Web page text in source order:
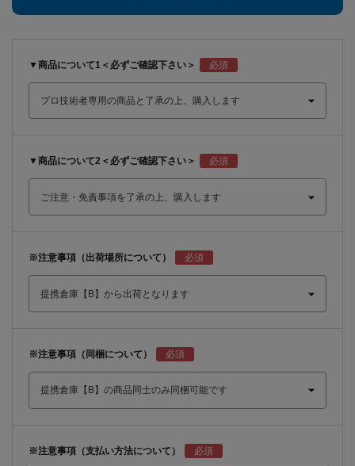
▼商品について1＜必ずご確認下さい＞
▼商品について2＜必ずご確認下さい＞
※注意事項（出荷場所について）
※注意事項（同梱について）
※注意事項（支払い方法について）